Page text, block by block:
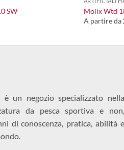
SW
Molix Wtd
A partire da
è un negozio specializzato nella
da pesca sportiva e non,
di conoscenza, pratica, abilità e